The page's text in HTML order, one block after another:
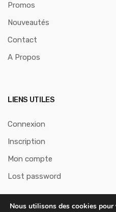
Promos
Nouveautés
Contact
A Propos
LIENS UTILES
Connexion
Inscription
Mon compte
Lost password
Nous utilisons des cookies